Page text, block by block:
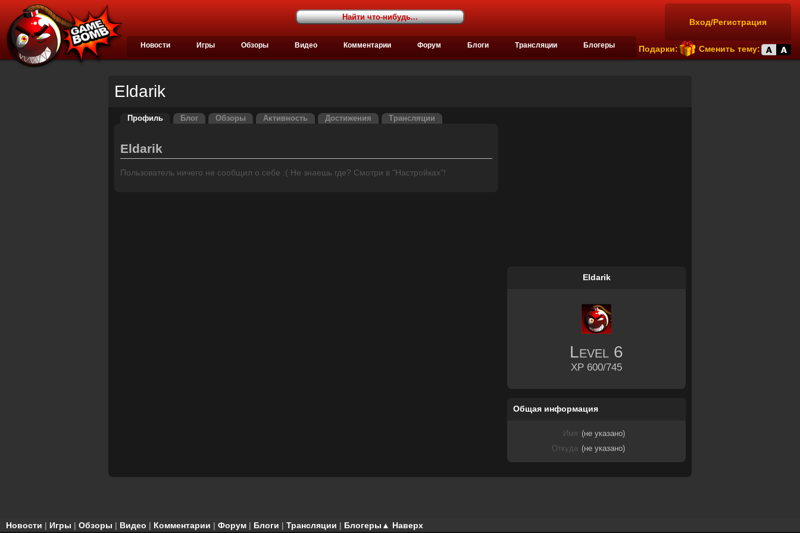
Вход/Регистрация
Подарки: Сменить тему:
Новости Игры Обзоры Видео Комментарии Форум Блоги Трансляции Блогеры
Eldarik
Профиль Блог Обзоры Активность Достижения Трансляции
Eldarik
Пользователь ничего не сообщил о себе :( Не знаешь где? Смотри в "Настройках"!
Eldarik
Level 6
XP 600/745
Общая информация
Имя (не указано)
Откуда (не указано)
▲ Наверх
Новости | Игры | Обзоры | Видео | Комментарии | Форум | Блоги | Трансляции | Блогеры